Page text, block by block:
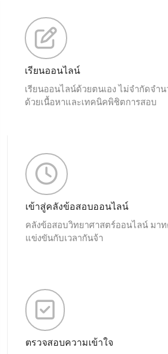
เรียนออนไลน์
เรียนออนไลน์ด้วยตนเอง ไม่จำกัดจำน
ด้วยเนื้อหาและเทคนิคพิชิตการสอบ
เข้าสู่คลังข้อสอบออนไลน์
คลังข้อสอบวิทยาศาสตร์ออนไลน์ มา
แข่งขันกับเวลากันจ้า
ตรวจสอบความเข้าใจ